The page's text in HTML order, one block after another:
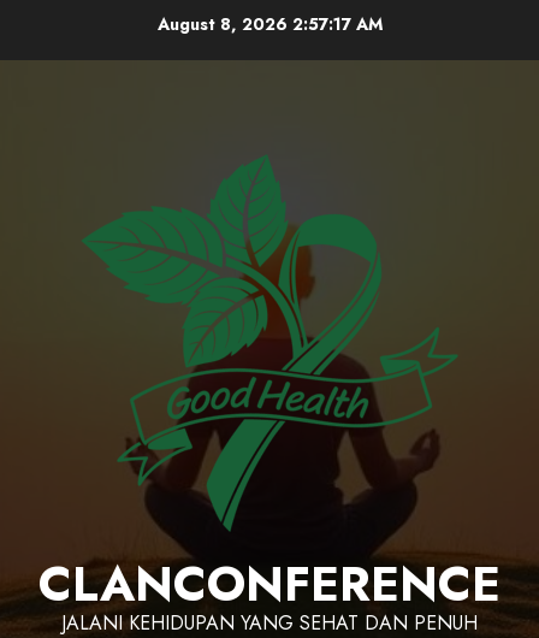
August 8, 2026 2:57:18 AM
CLANCONFERENCE
JALANI KEHIDUPAN YANG SEHAT DAN PENUH